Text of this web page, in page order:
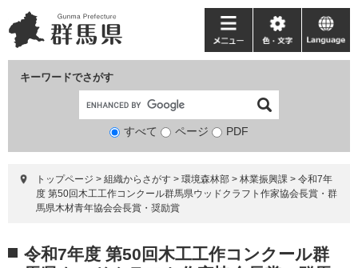
ー
ジ
ニ
ュ
て
キーワードでさがす
検
象
すべて ページ PDF
メ
ニ
ー
色・
文
language
トップページ > 組織からさがす > 環境森林部 > 林業振興課 > 令和7年
度 第50回木工工作コンクール群馬県ウッドクラフト作家協会長賞・群
馬県木材青年協会会長賞・奨励賞
文 令和7年度 第50回木工工作コンクール群